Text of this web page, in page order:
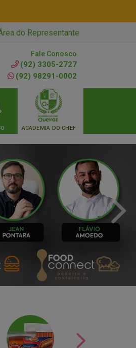
do Representante
Fale Conosco
(92) 3305-2727
(92) 98291-0002
ACADEMIA DO CHEF